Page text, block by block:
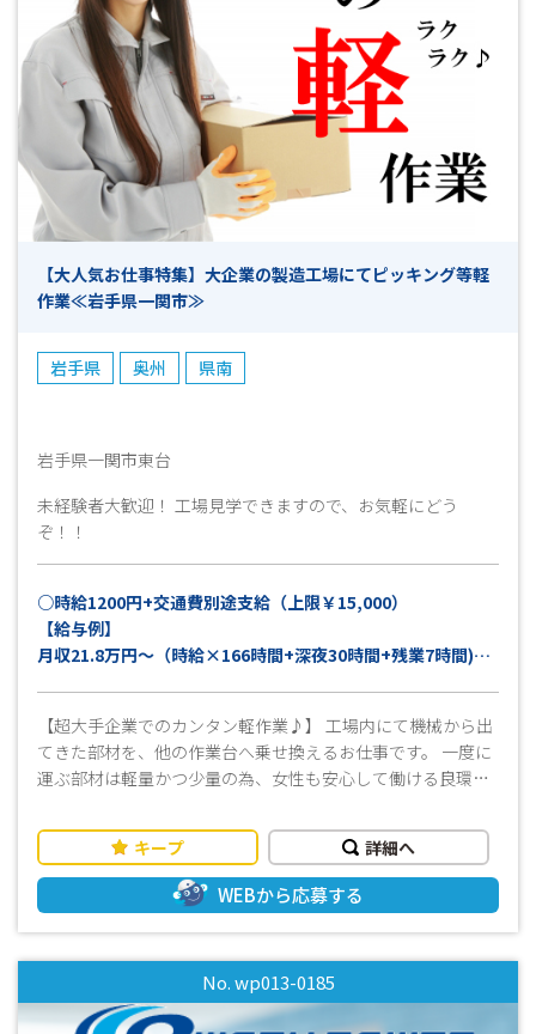
【大人気お仕事特集】大企業の製造工場にてピッキング等軽
作業≪岩手県一関市≫
岩手県 奥州 県南
岩手県一関市東台
未経験者大歓迎！ 工場見学できますので、お気軽にどう
ぞ！！
○時給1200円+交通費別途支給（上限￥15,000）
【給与例】
月収21.8万円～（時給×166時間+深夜30時間+残業7時間)と
【超大手企業でのカンタン軽作業♪】 工場内にて機械から出
てきた部材を、他の作業台へ乗せ換えるお仕事です。 一度に
運ぶ部材は軽量かつ少量の為、女性も安心して働ける良環境
事を決めたいそこのアナタにオススメです♪ 皆様からのご応
募、心よりお待ちしております！
キープ 詳細へ
WEBから応募する
No. wp013-0185